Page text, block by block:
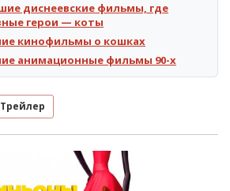
диснеевские фильмы, где
герои — коты
кинофильмы о кошках
анимационные фильмы 90-х
Трейлер